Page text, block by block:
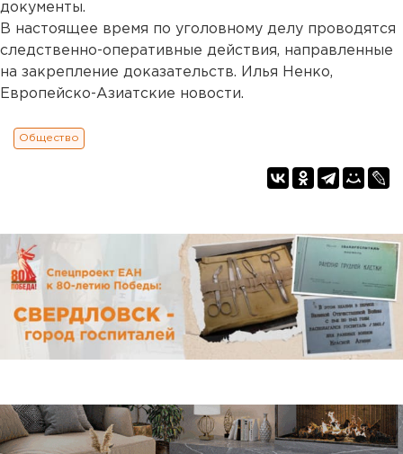
документы.
В настоящее время по уголовному делу проводятся
следственно-оперативные действия, направленные
на закрепление доказательств. Илья Ненко,
Европейско-Азиатские новости.
Общество